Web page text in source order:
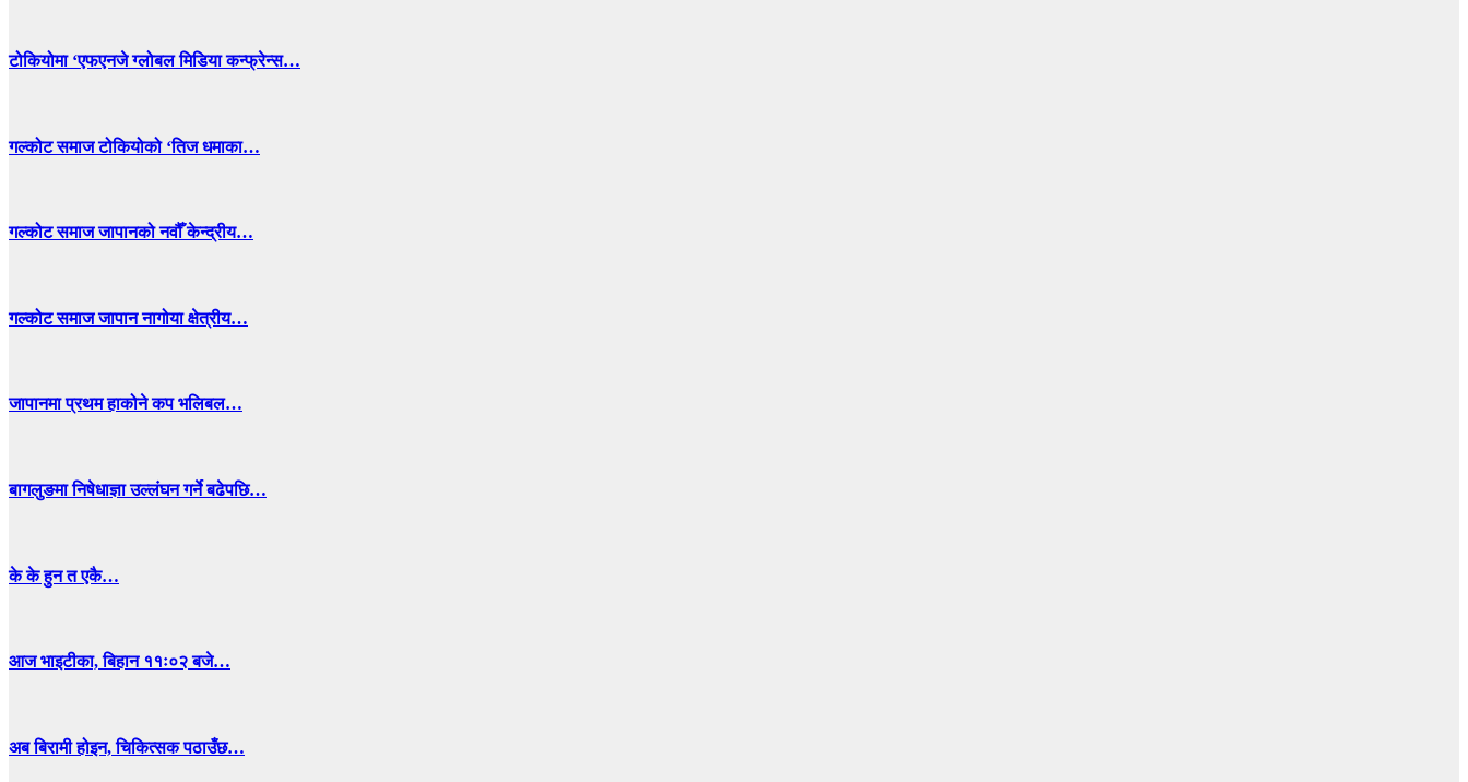
टोकियोमा ‘एफएनजे ग्लोबल मिडिया कन्फ्रेन्स…
गल्कोट समाज टोकियोको ‘तिज धमाका…
गल्कोट समाज जापानको नवौँ केन्द्रीय…
गल्कोट समाज जापान नागोया क्षेत्रीय…
जापानमा प्रथम हाकोने कप भलिबल…
बागलुङमा निषेधाज्ञा उल्लंघन गर्ने बढेपछि…
के के हुन त एकै…
आज भाइटीका, बिहान ११ः०२ बजे…
अब बिरामी होइन, चिकित्सक पठाउँछ…